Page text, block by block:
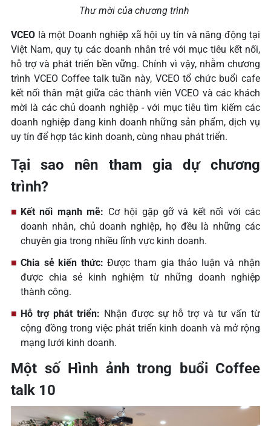
Thư mời của chương trình
VCEO là một Doanh nghiệp xã hội uy tín và năng động tại
Việt Nam, quy tụ các doanh nhân trẻ với mục tiêu kết nối,
hỗ trợ và phát triển bền vững. Chính vì vậy, nhằm chương
trình VCEO Coffee talk tuần này, VCEO tổ chức buổi cafe
kết nối thân mật giữa các thành viên VCEO và các khách
mời là các chủ doanh nghiệp - với mục tiêu tìm kiếm các
doanh nghiệp đang kinh doanh những sản phẩm, dịch vụ
uy tín để hợp tác kinh doanh, cùng nhau phát triển.
Tại sao nên tham gia dự chương
trình?
Kết nối mạnh mẽ: Cơ hội gặp gỡ và kết nối với các
doanh nhân, chủ doanh nghiệp, họ đều là những các
chuyên gia trong nhiều lĩnh vực kinh doanh.
Chia sẻ kiến thức: Được tham gia thảo luận và nhận
được chia sẻ kinh nghiệm từ những doanh nghiệp
thành công.
Hỗ trợ phát triển: Nhận được sự hỗ trợ và tư vấn từ
cộng đồng trong việc phát triển kinh doanh và mở rộng
mạng lưới kinh doanh.
Một số Hình ảnh trong buổi Coffee
talk 10